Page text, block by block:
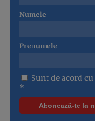
Numele
Prenumele
Sunt de acord cu
*